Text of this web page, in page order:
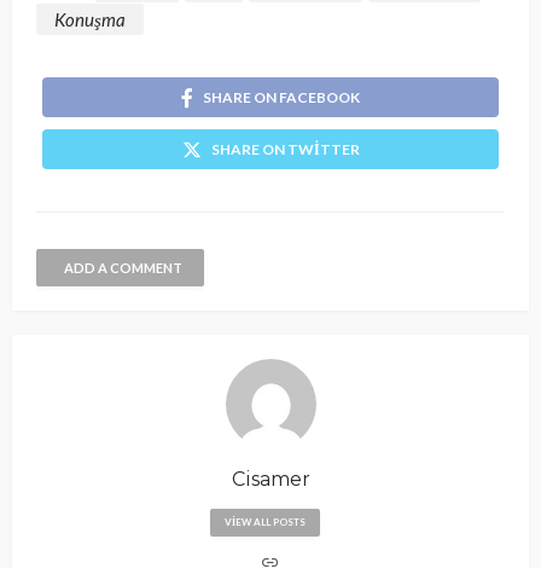
Konuşma
SHARE ON FACEBOOK
SHARE ON TWITTER
ADD A COMMENT
Cisamer
VIEW ALL POSTS